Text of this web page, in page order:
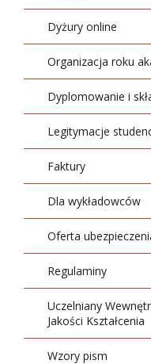
Dyżury online
Organizacja roku
Dyplomowanie i
Legitymacje
Faktury
Dla wykładowców
Oferta
Regulaminy
Uczelniany
Jakości Kształcenia
Wzory pism